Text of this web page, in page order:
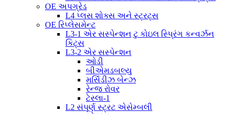
OE અપગ્રેડ
L4 પ્લસ શોક્સ અને સ્ટ્રટ્સ
OE રિપ્લેસમેન્ટ
L3-1 એર સસ્પેન્શન ટુ કોઇલ સ્પ્રિંગ કન્વર્ઝન
કિટ્સ
L3-2 એર સસ્પેન્શન
ઓડી
બીએમડબલ્યુ
મર્સિડીઝ બેન્ઝ
રેન્જ રોવર
ટેસ્લા-1
L2 સંપૂર્ણ સ્ટ્રટ એસેમ્બલી